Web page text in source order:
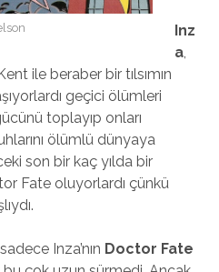
Inz
a,
Kent ile beraber bir tılsımın
geçici ölümleri
toplayıp onları
ölümlü dünyaya
son bir kaç yılda bir
Fate oluyorlardı çünkü
Inza’nın Doctor Fate